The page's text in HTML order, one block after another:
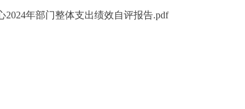
2024年部门整体支出绩效自评报告.pdf